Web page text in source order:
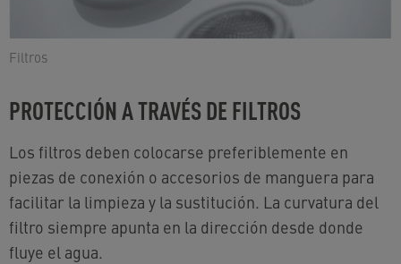
Filtros
PROTECCIÓN A TRAVÉS DE FILTROS
Los filtros deben colocarse preferiblemente en
piezas de conexión o accesorios de manguera para
facilitar la limpieza y la sustitución. La curvatura del
filtro siempre apunta en la dirección desde donde
fluye el agua.